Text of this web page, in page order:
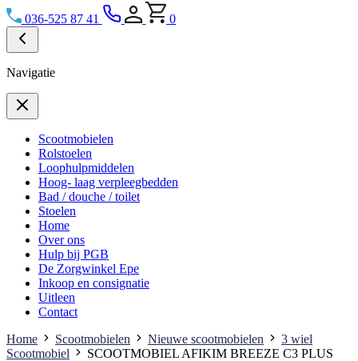
036-525 87 41 0
Navigatie
Scootmobielen
Rolstoelen
Loophulpmiddelen
Hoog- laag verpleegbedden
Bad / douche / toilet
Stoelen
Home
Over ons
Hulp bij PGB
De Zorgwinkel Epe
Inkoop en consignatie
Uitleen
Contact
Home
Scootmobielen Nieuwe scootmobielen
3 wiel
Scootmobiel
SCOOTMOBIEL AFIKIM BREEZE C3 PLUS